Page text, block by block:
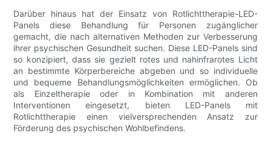
Darüber hinaus hat der Einsatz von Rotlichttherapie-LED-
Panels diese Behandlung für Personen zugänglicher
gemacht, die nach alternativen Methoden zur Verbesserung
ihrer psychischen Gesundheit suchen. Diese LED-Panels sind
so konzipiert, dass sie gezielt rotes und nahinfrarotes Licht
an bestimmte Körperbereiche abgeben und so individuelle
und bequeme Behandlungsmöglichkeiten ermöglichen. Ob
als Einzeltherapie oder in Kombination mit anderen
Interventionen eingesetzt, bieten LED-Panels mit
Rotlichttherapie einen vielversprechenden Ansatz zur
Förderung des psychischen Wohlbefindens.